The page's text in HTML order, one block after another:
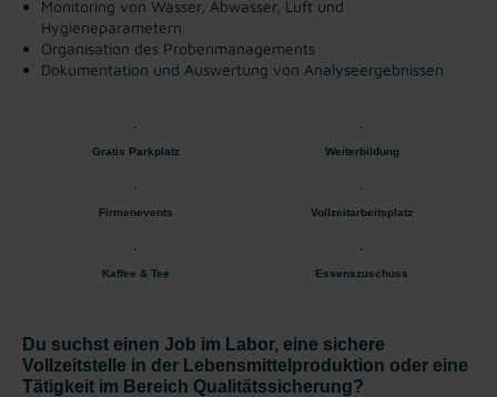
Monitoring von Wasser, Abwasser, Luft und
Hygieneparametern
Organisation des Probenmanagements
Dokumentation und Auswertung von Analyseergebnissen
Gratis Parkplatz Weiterbildung
Firmenevents Vollzeitarbeitsplatz
Kaffee & Tee Essenszuschuss
Du suchst einen Job im Labor, eine sichere
Vollzeitstelle in der Lebensmittelproduktion oder eine
Tätigkeit im Bereich Qualitätssicherung?